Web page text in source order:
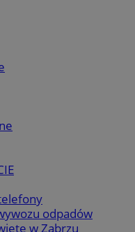
odpadów
w Zabrzu